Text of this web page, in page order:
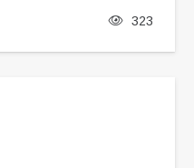
323